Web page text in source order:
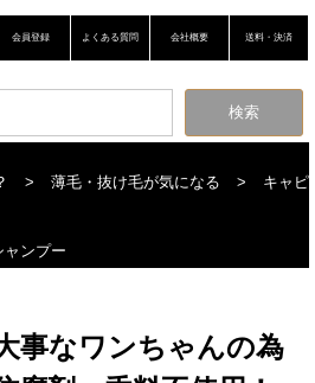
会員登録 よくある質問 会社概要 送料・決済
> 薄毛・抜け毛が気になる >
キャピ
ャンプー
事なワンちゃんの為